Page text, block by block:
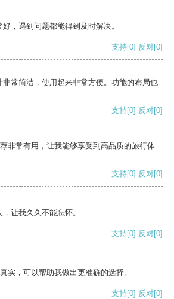
，遇到问题都能得到及时解决。
支持[0] 反对[0]
常简洁，使用起来非常方便。功能的布局也
支持[0] 反对[0]
非常有用，让我能够享受到高品质的旅行体
支持[0] 反对[0]
让我久久不能忘怀。
支持[0] 反对[0]
实，可以帮助我做出更准确的选择。
支持[0] 反对[0]